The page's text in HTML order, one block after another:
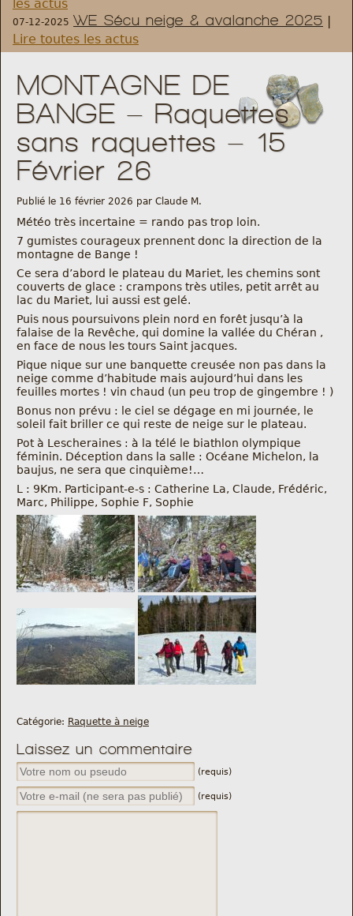
Règlement et statuts
Modalités d’inscriptions
Cartes découvertes
Comité Directeur
Frais kilométriques
Formation
Infos contact
Nous contacter
Nous trouver
Comment être informé des sorties
Programme
Crazy Gums
Rechercher
les actus
07-12-2025 WE Sécu neige & avalanche 2025 |
Lire toutes les actus
MONTAGNE DE
BANGE – Raquettes
sans raquettes – 15
Février 26
Publié le 16 février 2026 par Claude M.
Météo très incertaine = rando pas trop loin.
7 gumistes courageux prennent donc la direction de la
montagne de Bange !
Ce sera d’abord le plateau du Mariet, les chemins sont
couverts de glace : crampons très utiles, petit arrêt au
lac du Mariet, lui aussi est gelé.
Puis nous poursuivons plein nord en forêt jusqu’à la
falaise de la Revêche, qui domine la vallée du Chéran ,
en face de nous les tours Saint jacques.
Pique nique sur une banquette creusée non pas dans la
neige comme d’habitude mais aujourd’hui dans les
feuilles mortes ! vin chaud (un peu trop de gingembre ! )
Bonus non prévu : le ciel se dégage en mi journée, le
soleil fait briller ce qui reste de neige sur le plateau.
Pot à Lescheraines : à la télé le biathlon olympique
féminin. Déception dans la salle : Océane Michelon, la
baujus, ne sera que cinquième!…
L : 9Km. Participant-e-s : Catherine La, Claude, Frédéric,
Marc, Philippe, Sophie F, Sophie
Catégorie: Raquette à neige
Laissez un commentaire
(requis)
(requis)